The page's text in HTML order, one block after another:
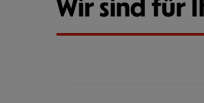
Wir sind für